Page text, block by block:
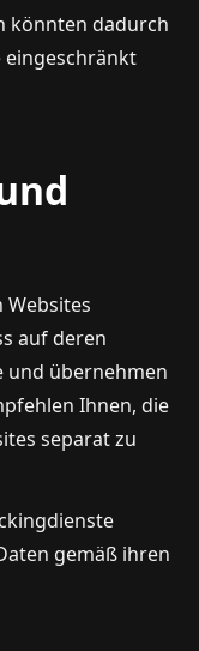
könnten dadurch
eingeschränkt
Websites
auf deren
und übernehmen
Ihnen, die
separat zu
gemäß ihren